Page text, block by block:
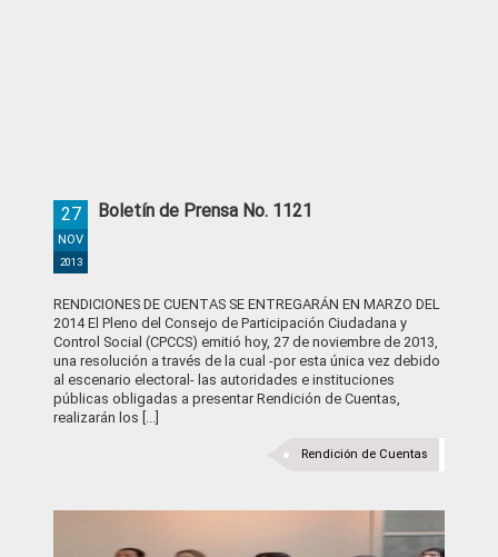
Boletín de Prensa No. 1121
27
NOV
2013
RENDICIONES DE CUENTAS SE ENTREGARÁN EN MARZO DEL
2014 El Pleno del Consejo de Participación Ciudadana y
Control Social (CPCCS) emitió hoy, 27 de noviembre de 2013,
una resolución a través de la cual -por esta única vez debido
al escenario electoral- las autoridades e instituciones
públicas obligadas a presentar Rendición de Cuentas,
realizarán los [...]
Rendición de Cuentas